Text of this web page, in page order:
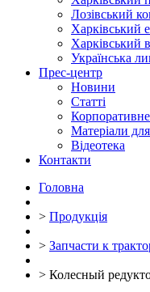
Лозівський
Харківський
Харківський
Українська
Прес-центр
Новини
Статті
Матеріали
Відеотека
Контакти
Головна
> Продукція
> Запчасти к
> Колесный